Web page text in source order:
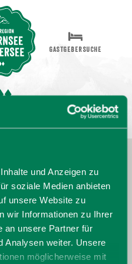
und Anzeigen zu
soziale Medien anbieten
unsere Website zu
wir Informationen zu Ihrer
an unsere Partner für
Analysen weiter. Unsere
möglicherweise mit
GASTGEBERSUCHE